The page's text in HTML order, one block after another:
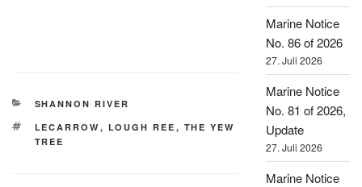
KATEGORIEN
SHANNON RIVER
SCHLAGWÖRTER
LECARROW , LOUGH REE , THE YEW
TREE
Marine Notice
No. 86 of 2026
27. Juli 2026
Marine Notice
No. 81 of 2026,
Update
27. Juli 2026
Marine Notice